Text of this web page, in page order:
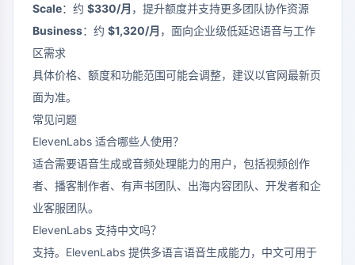
Scale：约 $330/月 ，提升额度并支持更多团队协作资源
Business：约 $1,320/月 ，面向企业级低延迟语音与工作
区需求
具体价格、额度和功能范围可能会调整，建议以官网最新页
面为准。
常见问题
ElevenLabs 适合哪些人使用？
适合需要语音生成或音频处理能力的用户，包括视频创作
者、播客制作者、有声书团队、出海内容团队、开发者和企
业客服团队。
ElevenLabs 支持中文吗？
支持。ElevenLabs 提供多语言语音生成能力，中文可用于